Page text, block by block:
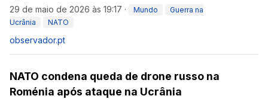
29 de maio de 2026 às 19:17 · Mundo
Guerra na
Ucrânia
NATO
observador.pt
NATO condena queda de drone russo na
Roménia após ataque na Ucrânia